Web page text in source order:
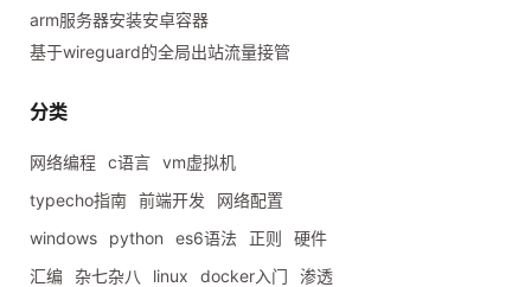
arm服务器安装安卓容器
基于wireguard的全局出站流量接管
分类
网络编程 c语言 vm虚拟机
typecho指南 前端开发
网络配置
windows
python es6语法 正则
硬件
汇编
杂七杂八 linux docker入门
渗透